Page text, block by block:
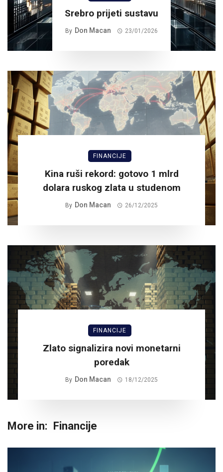
Srebro prijeti sustavu
By Don Macan 23/01/2026
FINANCIJE
Kina ruši rekord: gotovo 1 mlrd
dolara ruskog zlata u studenom
By Don Macan 26/12/2025
FINANCIJE
Zlato signalizira novi monetarni
poredak
By Don Macan 18/12/2025
More in: Financije